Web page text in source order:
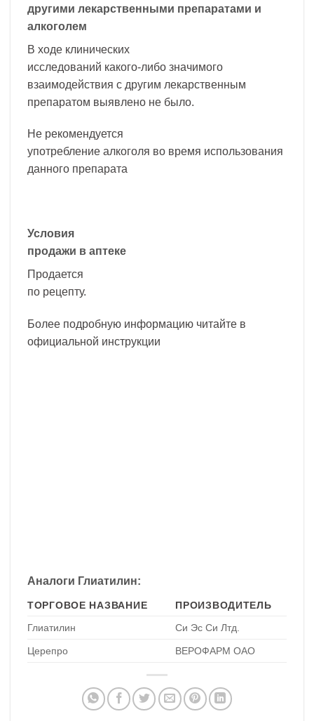
другими лекарственными препаратами и
алкоголем
В ходе клинических
исследований какого-либо значимого
взаимодействия с другим лекарственным
препаратом выявлено не было.
Не рекомендуется
употребление алкоголя во время использования
данного препарата
Условия
продажи в аптеке
Продается
по рецепту.
Более подробную информацию читайте в
официальной инструкции
Аналоги Глиатилин:
ТОРГОВОЕ НАЗВАНИЕ
ПРОИЗВОДИТЕЛЬ
Глиатилин
Си Эс Си Лтд.
Церепро ВЕРОФАРМ ОАО